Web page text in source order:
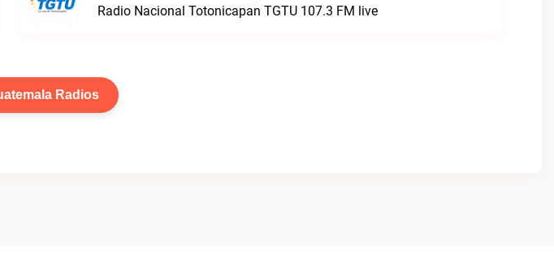
Radio Nacional Totonicapan TGTU 107.3 FM live
Radios